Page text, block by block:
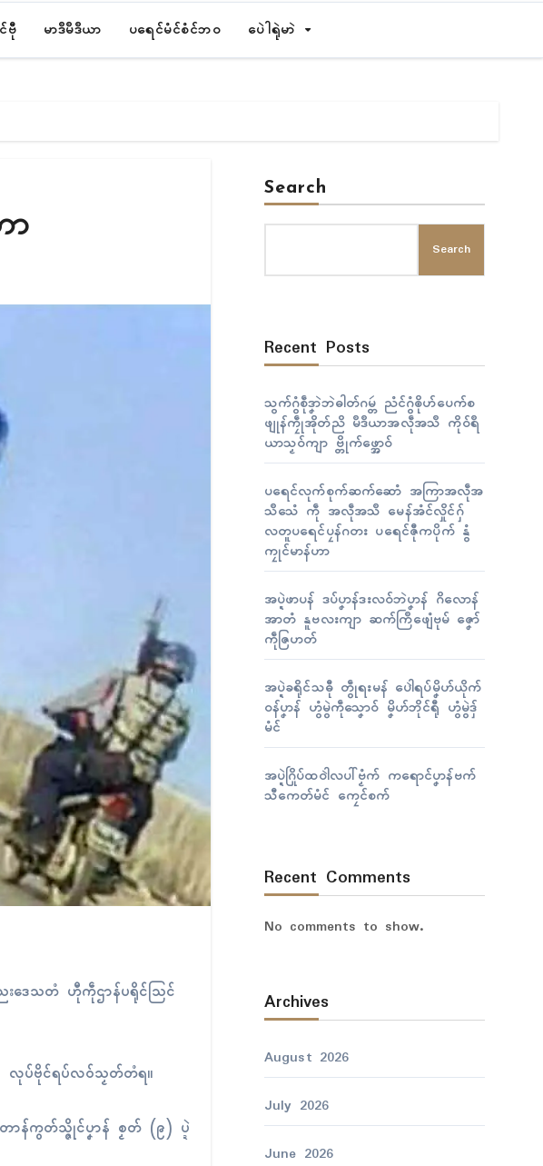
ဗီု မာဒဳမဳဒဳယာ ပရေၚ်မံၚ်စံၚ်ဘဝ ပေဲါရုဲမာဲ
ဒေသတံ ဟီုကဵုဌာန်ပရိုၚ်သြၚ်
လုပ်ဗိုၚ်ရပ်လဝ်သၟတ်တံရ။
ကွတ်သ္ဇိုၚ်ပၞာန် စၟတ် (၉) ပ္ဍဲ
Search
Search
Recent Posts
သွက်ဂွံစဵုဒၞာဲဘဲဓါတ်ဂမ္တဴ ညံၚ်ဂွံၜိုဟ်ပေက်စ
ဖျုန်ကၠဵုအိုတ်ညိ မဳဒဳယာအလဵုအသဳ ကိုဝ်ရဳ
ယာသၟဝ်ကျာ ဗ္တိုက်ဖ္အောဝ်
ပရေၚ်လုက်စုက်ဆက်ဆောံ အကြာအလဵုအ
သဳသေံ ကဵု အလဵုအသဳ မေန်အံၚ်လှိုၚ်ဂှ်
လတူပရေၚ်ပၠန်ဂတး ပရေၚ်ဇီုကပိုက် နွံ
ကၠုၚ်မာန်ဟာ
အပ္ဍဲဖာပန် ဒပ်ပၞာန်ဒးလဝ်ဘဲပၞာန် ဂိလောန်
အာတံ နူဗလးကျာ ဆက်ကြဳဖျေံဗုမ် ဇၞော်
ကဵုဇြဟတ်
အပ္ဍဲခရိုၚ်သဓီု တွဵုရးမန် ပေါဲရပ်မၞိဟ်ယိုက်
ဝန်ပၞာန် ဟွံမွဲကဵုသၞောဝ် မၞိဟ်ဘိုၚ်ရီု ဟွံမွဲဒှ်
မံၚ်
အပ္ဍဲဂြိုပ်ထဝါဲလပါ်ဗၟံက် ကရောၚ်ပၞာန်ဗက်
သီကေတ်မံၚ် ကၠေၚ်စက်
Recent Comments
No comments to show.
Archives
August 2026
July 2026
June 2026